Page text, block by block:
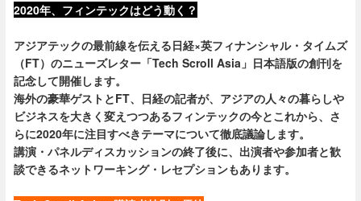
2020年、フィンテックはどう動く？
アジアテックの最前線を伝える日経×英フィナンシャル・タイムズ
（FT）のニューズレター「Tech Scroll Asia」日本語版の創刊を
記念して開催します。
海外の豪華ゲストとFT、日経の記者が、アジアの人々の暮らしや
ビジネスを大きく変えつつあるフィンテックの今とこれから、さ
らに2020年に注目すべきテーマについて徹底議論します。
講演・パネルディスカッションの終了後に、出演者や参加者と歓
談できるネットワーキング・レセプションもあります。